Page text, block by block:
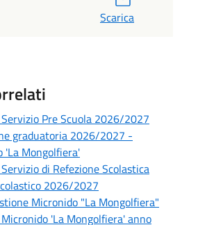
Scarica
Pre Scuola 2026/2027
graduatoria 2026/2027 -
'La Mongolfiera'
di Refezione Scolastica
2026/2027
Micronido "La Mongolfiera"
'La Mongolfiera' anno